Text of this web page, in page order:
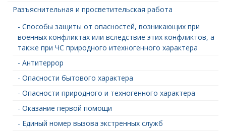
Разъяснительная и просветительская работа
- Способы защиты от опасностей, возникающих при
военных конфликтах или вследствие этих конфликтов, а
также при ЧС природного итехногенного характера
- Антитеррор
- Опасности бытового характера
- Опасности природного и техногенного характера
- Оказание первой помощи
- Единый номер вызова экстренных служб